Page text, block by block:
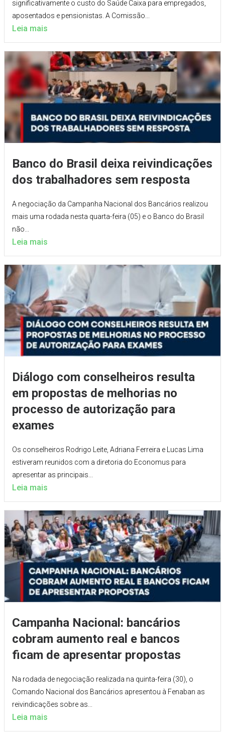
significativamente o custo do Saúde Caixa para empregados,
aposentados e pensionistas. A Comissão...
Leia mais
Banco do Brasil deixa reivindicações
dos trabalhadores sem resposta
A negociação da Campanha Nacional dos Bancários realizou
mais uma rodada nesta quarta-feira (05) e o Banco do Brasil
não...
Leia mais
Diálogo com conselheiros resulta
em propostas de melhorias no
processo de autorização para
exames
Os conselheiros Rodrigo Leite, Adriana Ferreira e Lucas Lima
estiveram reunidos com a diretoria do Economus para
apresentar as principais...
Leia mais
Campanha Nacional: bancários
cobram aumento real e bancos
ficam de apresentar propostas
Na rodada de negociação realizada na quinta-feira (30), o
Comando Nacional dos Bancários apresentou à Fenaban as
reivindicações sobre as...
Leia mais